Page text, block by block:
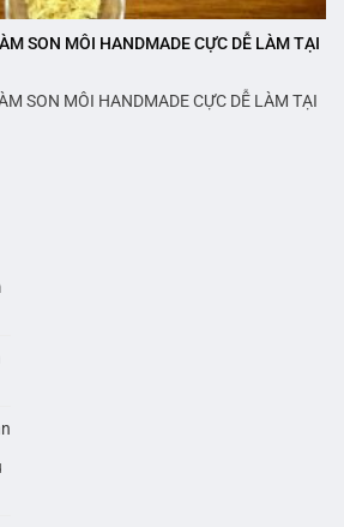
SON MÔI HANDMADE CỰC DỄ LÀM TẠI
SON MÔI HANDMADE CỰC DỄ LÀM TẠI